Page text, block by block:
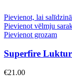
Pievienot, lai
Pievienot vēlmju
Pievienot grozam
Superfire
€21.00